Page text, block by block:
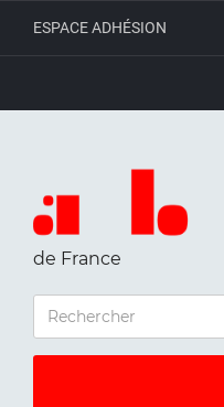
ESPACE ADHÉSION
de France
RECHERCHER